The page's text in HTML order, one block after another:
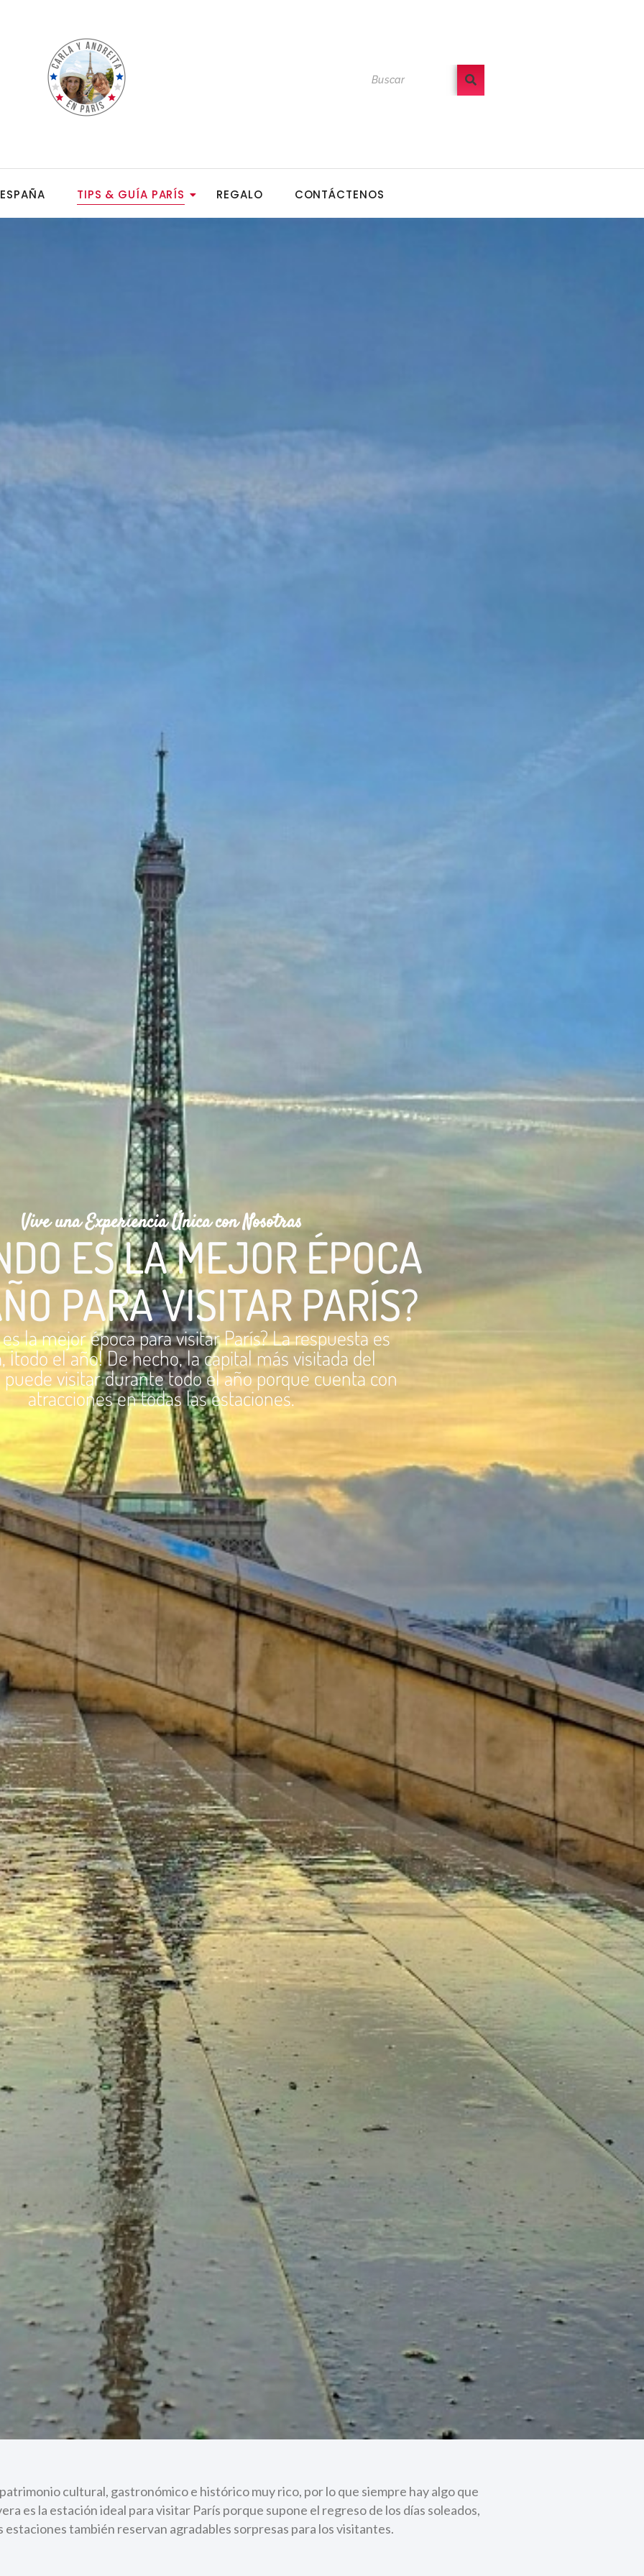
ESPAÑA TIPS & GUÍA PARÍS REGALO CONTÁCTENOS
Vive una Experiencia Única con Nosotras
ES LA MEJOR ÉPOCA
PARA VISITAR PARÍS?
la mejor época para visitar París? La respuesta es
¡todo el año! De hecho, la capital más visitada del
visitar durante todo el año porque cuenta con
atracciones en todas las estaciones.
cultural, gastronómico e histórico muy rico, por lo que siempre hay algo que
es la estación ideal para visitar París porque supone el regreso de los días soleados,
estaciones también reservan agradables sorpresas para los visitantes.